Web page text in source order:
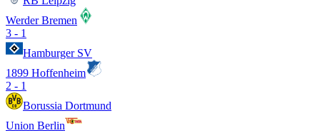
Werder Bremen
3 - 1
Hamburger SV
1899 Hoffenheim
2 - 1
Borussia Dortmund
Union Berlin